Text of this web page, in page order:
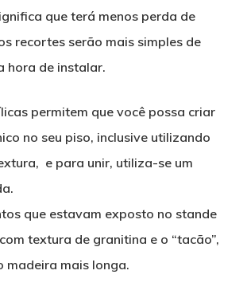
que terá menos perda de
recortes serão mais simples de
hora de instalar.
permitem que você possa criar
no seu piso, inclusive utilizando
e para unir, utiliza-se um
que estavam exposto no stande
textura de granitina e o “tacão”,
madeira mais longa.